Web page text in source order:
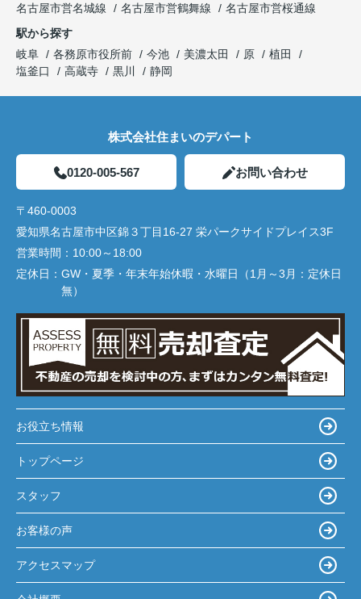
名古屋市営名城線
名古屋市営鶴舞線
名古屋市営桜通線
駅から探す
岐阜
各務原市役所前 今池 美濃太田 原
植田
塩釜口
高蔵寺 黒川 静岡
株式会社住まいのデパート
0120-005-567 お問い合わせ
〒460-0003
愛知県名古屋市中区錦３丁目16-27 栄パークサイドプレイス3F
営業時間： 10:00～18:00
定休日： GW・夏季・年末年始休暇・水曜日（1月～3月：定休日
無）
お役立ち情報
トップページ
スタッフ
お客様の声
アクセスマップ